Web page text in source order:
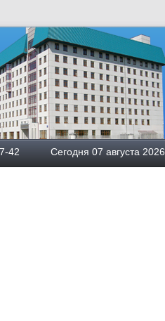
42 Сегодня 07 августа 2026